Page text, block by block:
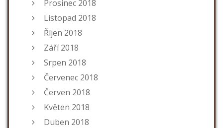
Prosinec 2018
Listopad 2018
Říjen 2018
Září 2018
Srpen 2018
Červenec 2018
Červen 2018
Květen 2018
Duben 2018